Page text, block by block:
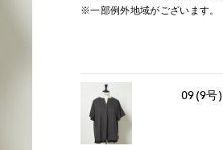
※一部例外地域がございます。
09(9号)